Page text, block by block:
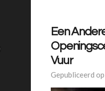
Een
Vuur
Gepubliceerd